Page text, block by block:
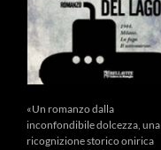
«Un romanzo dalla
inconfondibile dolcezza, una
ricognizione storico onirica